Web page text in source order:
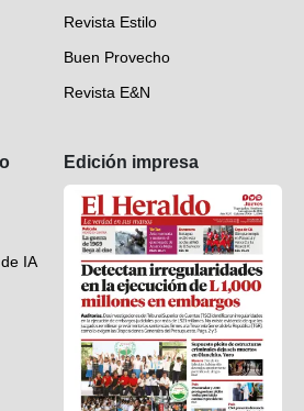
Revista Estilo
Buen Provecho
Revista E&N
IA
Edición impresa